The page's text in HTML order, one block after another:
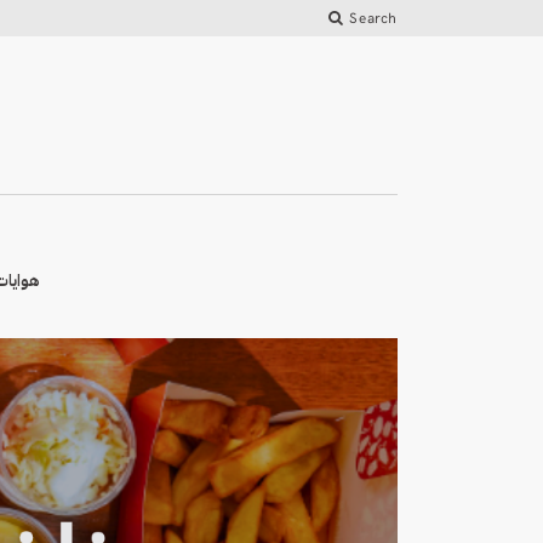
Search